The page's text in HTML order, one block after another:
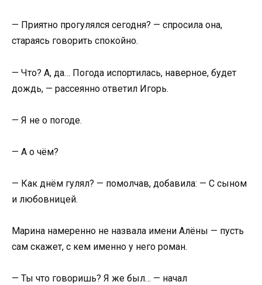
— Приятно прогулялся сегодня? — спросила она,
стараясь говорить спокойно.
— Что? А, да… Погода испортилась, наверное, будет
дождь, — рассеянно ответил Игорь.
— Я не о погоде.
— А о чём?
— Как днём гулял? — помолчав, добавила: — С сыном
и любовницей.
Марина намеренно не назвала имени Алёны — пусть
сам скажет, с кем именно у него роман.
— Ты что говоришь? Я же был… — начал